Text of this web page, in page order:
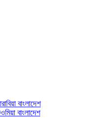
বাংলাদেশ
বাংলাদেশ